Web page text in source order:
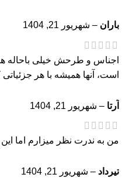
باران – شهریور 21, 1404
اجناس و طرحش خیلی باحاله
است، آنها همیشه با هر
آرتا – شهریور 21, 1404
من به ندرت نظر میزارم اما
تیرداد – شهریور 21, 1404